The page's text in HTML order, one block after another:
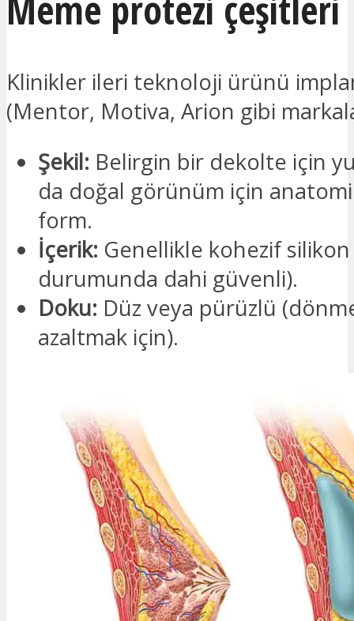
Klinikler ileri teknoloji ürünü
(Mentor, Motiva, Arion gibi
Şekil: Belirgin bir dekolte için
da doğal görünüm için
form.
İçerik: Genellikle kohezif silikon
durumunda dahi güvenli).
Doku: Düz veya pürüzlü
azaltmak için).